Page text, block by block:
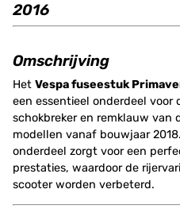
2016
Omschrijving
Het Vespa fuseestuk
een essentieel onderdeel voor
schokbreker en remklauw van
modellen vanaf bouwjaar
onderdeel zorgt voor een
prestaties, waardoor de
scooter worden verbeterd.